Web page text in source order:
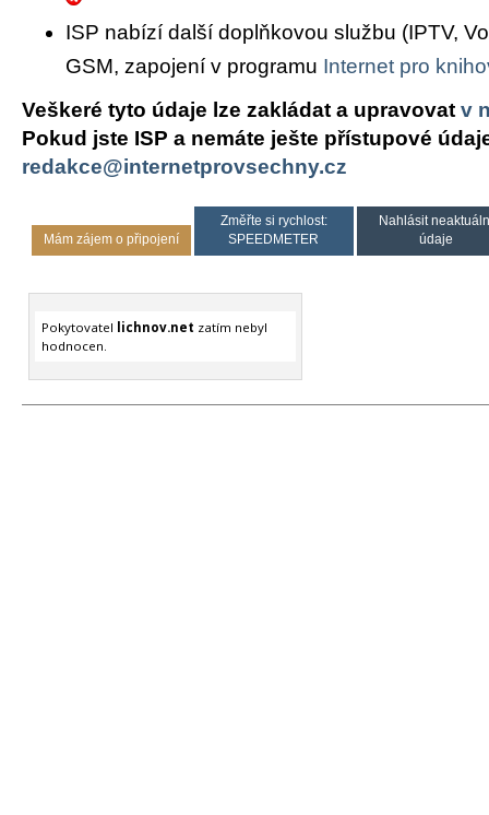
ISP nabízí další doplňkovou službu (IPTV,
GSM, zapojení v programu Internet pro
Veškeré tyto údaje lze zakládat a upravovat v
Pokud jste ISP a nemáte ješte přístupové
redakce@internetprovsechny.cz
Mám zájem o připojení
Změřte si rychlost:
SPEEDMETER
Nahlásit
údaje
Pokytovatel lichnov.net zatím nebyl
hodnocen.